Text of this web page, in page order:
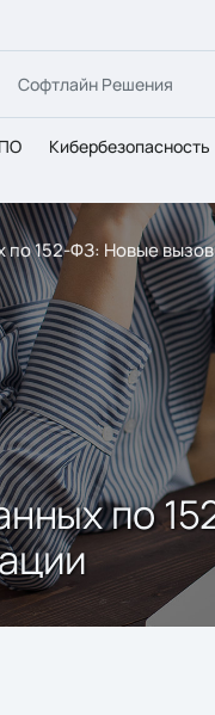
Софтлайн Решения
Кибербезопасность
по 152-ФЗ: Новые
по